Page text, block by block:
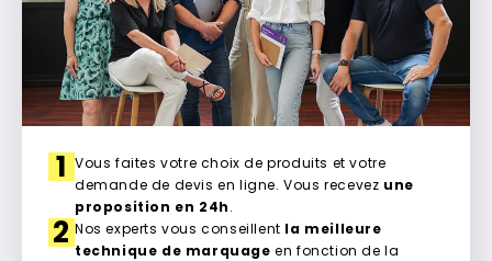
1 Vous faites votre choix de produits et votre
demande de devis en ligne. Vous recevez une
proposition en 24h.
2 Nos experts vous conseillent la meilleure
technique de marquage en fonction de la